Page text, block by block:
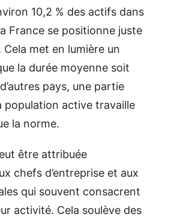
10,2 % des actifs dans
France se positionne juste
Cela met en lumière un
la durée moyenne soit
pays, une partie
population active travaille
la norme.
être attribuée
chefs d’entreprise et aux
qui souvent consacrent
activité. Cela soulève des